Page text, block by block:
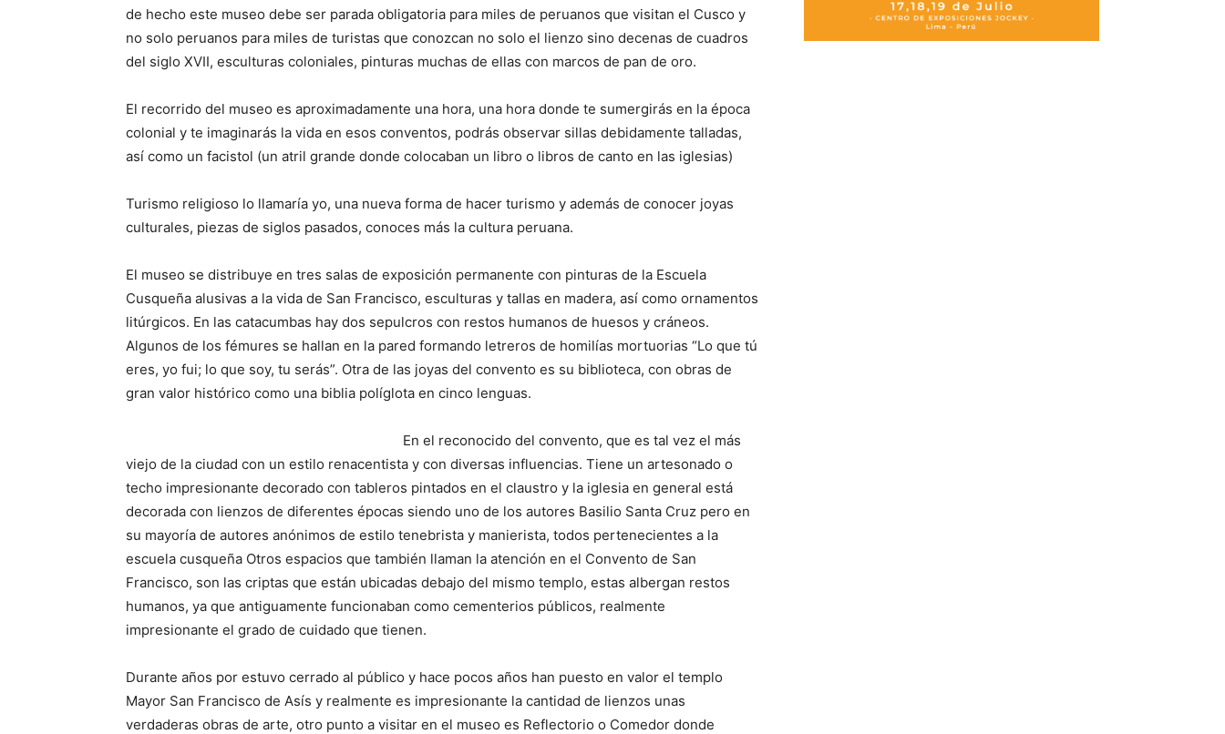
de hecho este museo debe ser parada obligatoria para miles de peruanos que visitan el Cusco y
no solo peruanos para miles de turistas que conozcan no solo el lienzo sino decenas de cuadros
del siglo XVII, esculturas coloniales, pinturas muchas de ellas con marcos de pan de oro.
El recorrido del museo es aproximadamente una hora, una hora donde te sumergirás en la época
colonial y te imaginarás la vida en esos conventos, podrás observar sillas debidamente talladas,
así como un facistol (un atril grande donde colocaban un libro o libros de canto en las iglesias)
Turismo religioso lo llamaría yo, una nueva forma de hacer turismo y además de conocer joyas
culturales, piezas de siglos pasados, conoces más la cultura peruana.
El museo se distribuye en tres salas de exposición permanente con pinturas de la Escuela
Cusqueña alusivas a la vida de San Francisco, esculturas y tallas en madera, así como ornamentos
litúrgicos. En las catacumbas hay dos sepulcros con restos humanos de huesos y cráneos.
Algunos de los fémures se hallan en la pared formando letreros de homilías mortuorias “Lo que tú
eres, yo fui; lo que soy, tu serás”. Otra de las joyas del convento es su biblioteca, con obras de
gran valor histórico como una biblia políglota en cinco lenguas.
En el reconocido del convento, que es tal vez el más
viejo de la ciudad con un estilo renacentista y con diversas influencias. Tiene un artesonado o
techo impresionante decorado con tableros pintados en el claustro y la iglesia en general está
decorada con lienzos de diferentes épocas siendo uno de los autores Basilio Santa Cruz pero en
su mayoría de autores anónimos de estilo tenebrista y manierista, todos pertenecientes a la
escuela cusqueña Otros espacios que también llaman la atención en el Convento de San
Francisco, son las criptas que están ubicadas debajo del mismo templo, estas albergan restos
humanos, ya que antiguamente funcionaban como cementerios públicos, realmente
impresionante el grado de cuidado que tienen.
Durante años por estuvo cerrado al público y hace pocos años han puesto en valor el templo
Mayor San Francisco de Asís y realmente es impresionante la cantidad de lienzos unas
verdaderas obras de arte, otro punto a visitar en el museo es Reflectorio o Comedor donde